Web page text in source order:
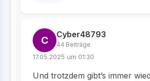
C Cyber48793
44 Beiträge
17.05.2025 um 01:30
Und trotzdem gibt’s immer